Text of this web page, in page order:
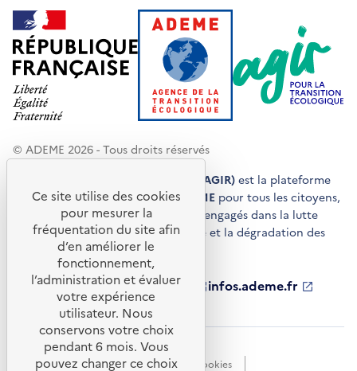
© ADEME 2026 - Tous droits réservés
Agir pour la transition écologique (AGIR) est la plateforme
de conseils et de services de l'ADEME pour tous les citoyens,
acteurs économiques et territoires engagés dans la lutte
contre le réchauffement climatique et la dégradation des
ressources.
ademe.fr
S'ouvre
nouvelle
fenêtre
librairie.ademe.fr
S'ouvre
dans
une
nouvelle
fenêtre
infos.ademe.fr
S'ouvre
nouvelle
ademe.fr/presse
S'ouvre
nouvelle
fenêtre
Accessibilité : non conforme
Données personnelles
Gestion des cookies
Ce site utilise des cookies
pour mesurer la
fréquentation du site afin
d’en améliorer le
fonctionnement,
l’administration et évaluer
votre expérience
utilisateur. Nous
conservons votre choix
pendant 6 mois. Vous
pouvez changer ce choix